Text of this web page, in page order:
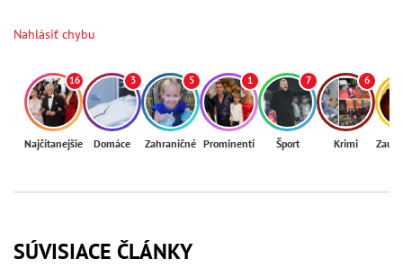
Nahlásiť chybu
16
Najčítanejšie
3
Domáce
5
Zahraničné
1
Prominenti
7
Šport
6
Krimi
SÚVISIACE ČLÁNKY